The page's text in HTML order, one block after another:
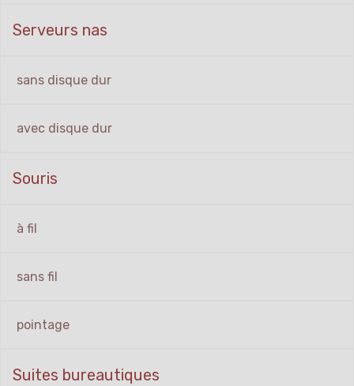
Serveurs nas
sans disque dur
avec disque dur
Souris
à fil
sans fil
pointage
Suites bureautiques